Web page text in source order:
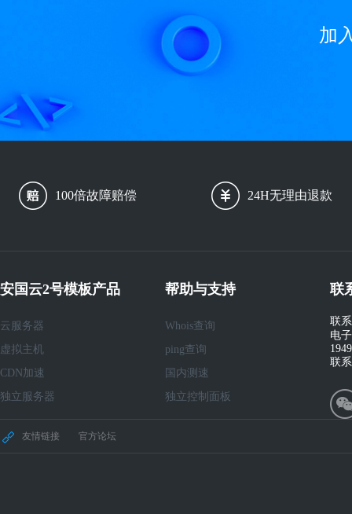
加
100倍故障赔偿 24H无理由退款
安国云2号模板产品
云服务器
虚拟主机
CDN加速
独立服务器
帮助与支持
Whois查询
ping查询
国内测速
独立控制面板
联
联
电
联
友情链接 官方论坛